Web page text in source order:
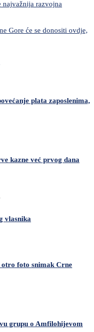
najvažnija razvojna
Gore će se donositi ovdje,
plata zaposlenima,
kazne već prvog dana
vlasnika
otro foto snimak Crne
grupu o Amfilohijevom